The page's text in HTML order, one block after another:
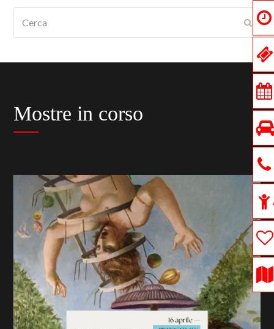
Mostre in corso